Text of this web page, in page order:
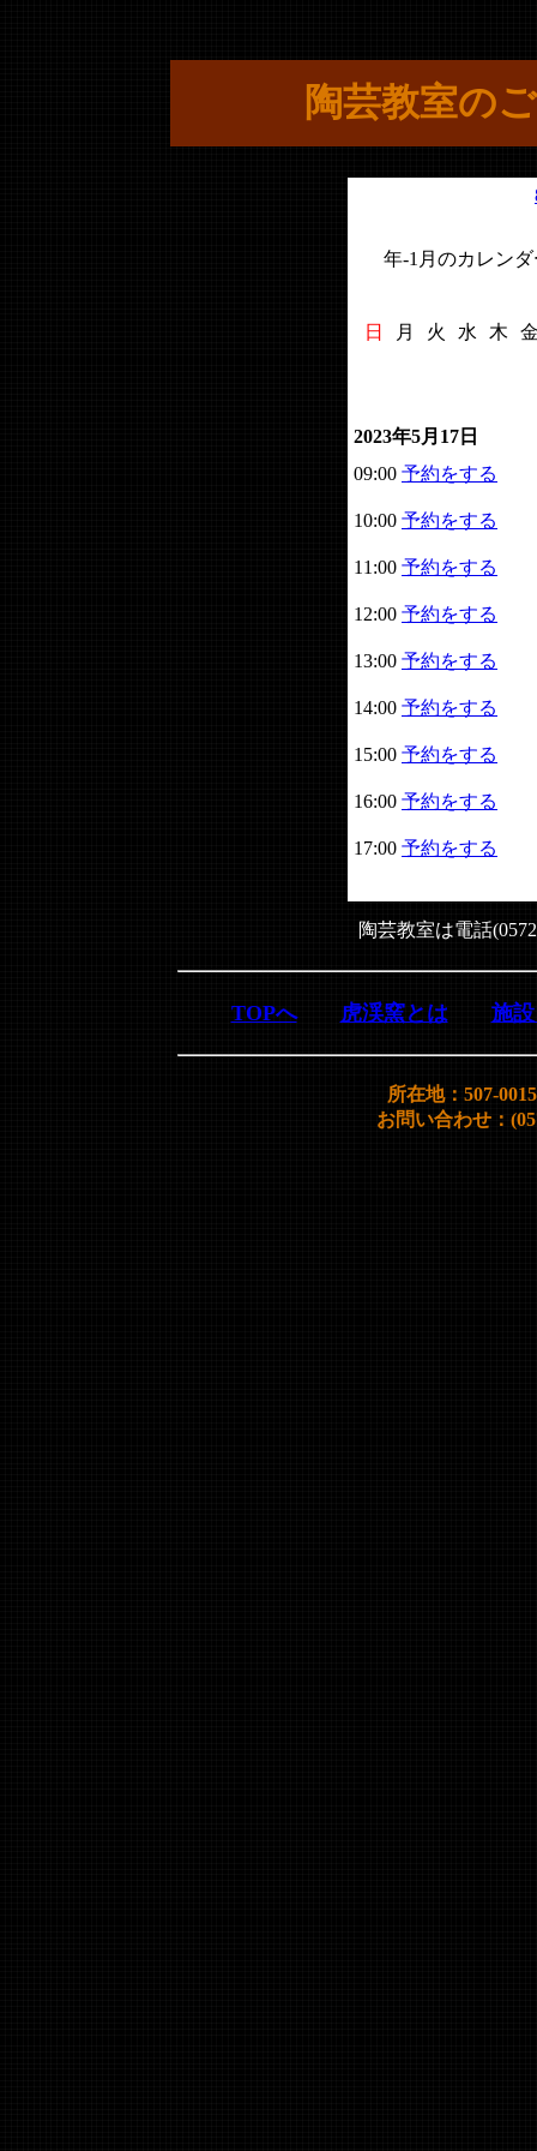
陶芸教室の
年-1月のカレンダ
日 月 火 水 木
2023年5月17日
09:00 予約をする
10:00 予約をする
11:00 予約をする
12:00 予約をする
13:00 予約をする
14:00 予約をする
15:00 予約をする
16:00 予約をする
17:00 予約をする
陶芸教室は電話
TOPへ 虎渓窯とは 施
所在地：507-
お問い合わせ：